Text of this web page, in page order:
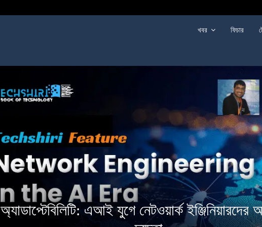
খবর ফিচার
অ্যাডাপ্টেবিলিটি: এআই যুগে নেটওয়ার্ক ইঞ্জিনিয়ারদের